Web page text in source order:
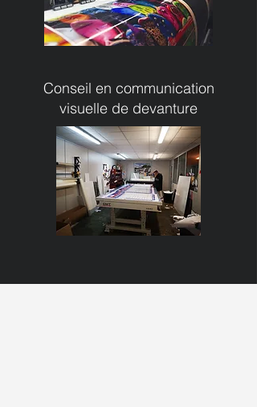
Conseil en communication
visuelle de devanture